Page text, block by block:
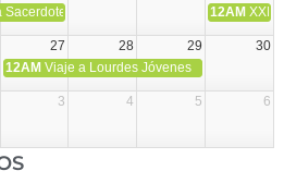
Priego. 12AM XXI
27 28 29
30
12AM Viaje a Lourdes Jóvenes
3 4 5 6